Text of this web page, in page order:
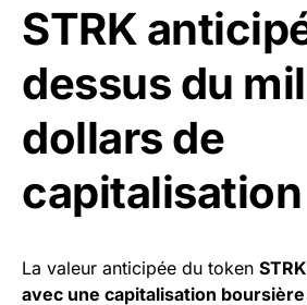
STRK
dessus du
dollars de
capitalisation
La valeur anticipée du token
avec une capitalisation boursière